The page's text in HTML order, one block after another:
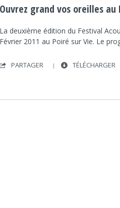
INTERVIEW
Ouvrez grand vos oreilles
La deuxième édition du Festival
Février 2011 au Poiré sur Vie. Le
PARTAGER TÉLÉCHARGER